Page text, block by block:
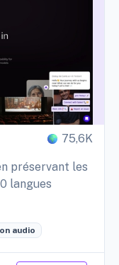
75,6K
préservant les
langues
audio